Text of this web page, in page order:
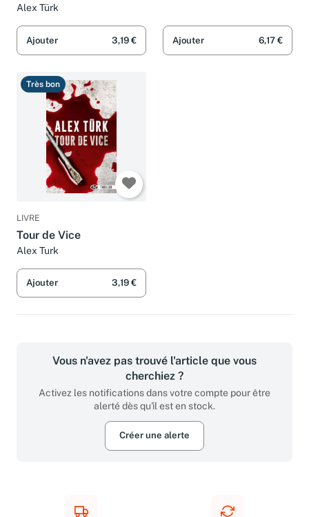
contrôle
Alex Türk
Ajouter 3,19 € Ajouter 6,17 €
Très bon
LIVRE
Tour de Vice
Alex Turk
Ajouter 3,19 €
Vous n'avez pas trouvé l'article que vous
cherchiez ?
Activez les notifications dans votre compte pour être
alerté dès qu'il est en stock.
Créer une alerte